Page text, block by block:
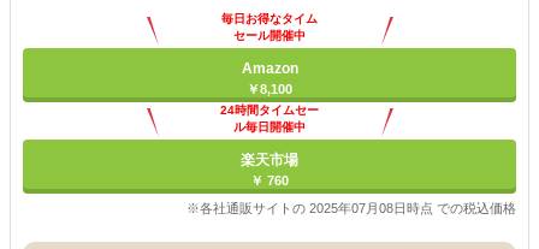
毎日お得なタイム
セール開催中
Amazon
￥8,100
24時間タイムセー
ル毎日開催中
楽天市場
￥ 760
※各社通販サイトの 2025年07月08日時点 での税込価格